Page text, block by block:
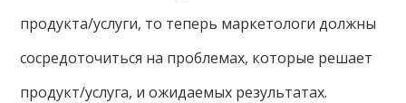
продукта/услуги, то теперь маркетологи должны
сосредоточиться на проблемах, которые решает
продукт/услуга, и ожидаемых результатах.